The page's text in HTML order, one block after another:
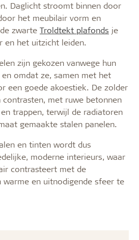
Daglicht stroomt binnen door
het meubilair vorm en
zwarte Troldtekt plafonds je
en het uitzicht leiden.
zijn gekozen vanwege hun
omdat ze, samen met het
een goede akoestiek. De zolder
met ruwe betonnen
trappen, terwijl de radiatoren
gemaakte stalen panelen.
en tinten wordt dus
moderne interieurs, waar
contrasteert met de
en uitnodigende sfeer te